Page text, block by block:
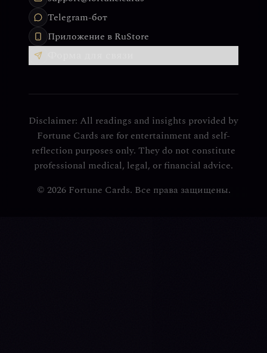
Telegram-бот
Приложение в RuStore
Disclaimer: All readings and insights provided by
Fortune Cards are for entertainment and self-
reflection purposes only. They do not constitute
professional medical, legal, or financial advice.
© 2026 Fortune Cards. Все права защищены.